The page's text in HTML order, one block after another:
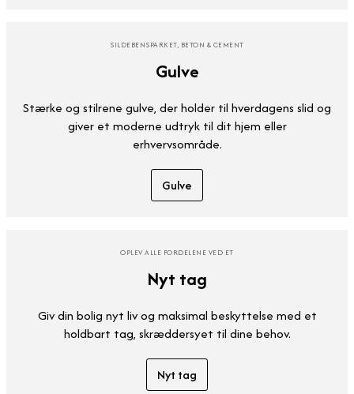
SILDEBENSPARKET, BETON & CEMENT
Gulve
Stærke og stilrene gulve, der holder til hverdagens slid og
giver et moderne udtryk til dit hjem eller
erhvervsområde.
Gulve
OPLEV ALLE FORDELENE VED ET
Nyt tag
Giv din bolig nyt liv og maksimal beskyttelse med et
holdbart tag, skræddersyet til dine behov.
Nyt tag